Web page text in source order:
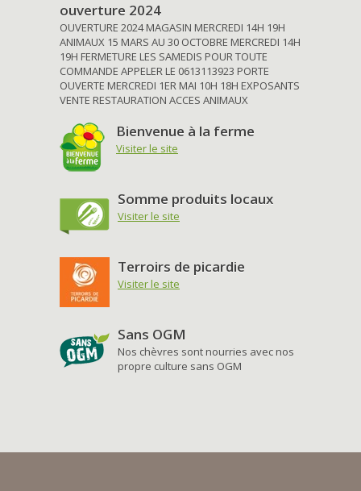
ouverture 2024
OUVERTURE 2024 MAGASIN MERCREDI 14H 19H
ANIMAUX 15 MARS AU 30 OCTOBRE MERCREDI 14H
19H FERMETURE LES SAMEDIS POUR TOUTE
COMMANDE APPELER LE 0613113923 PORTE
OUVERTE MERCREDI 1ER MAI 10H 18H EXPOSANTS
VENTE RESTAURATION ACCES ANIMAUX
Bienvenue à la ferme
Visiter le site
Somme produits locaux
Visiter le site
Terroirs de picardie
Visiter le site
Sans OGM
Nos chèvres sont nourries avec nos
propre culture sans OGM